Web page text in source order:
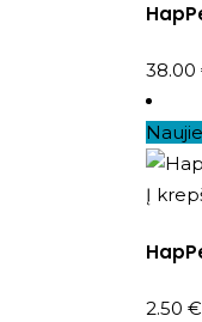
38.00
Į
2.50 €